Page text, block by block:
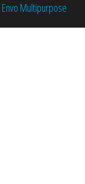
Envo Multipurpose